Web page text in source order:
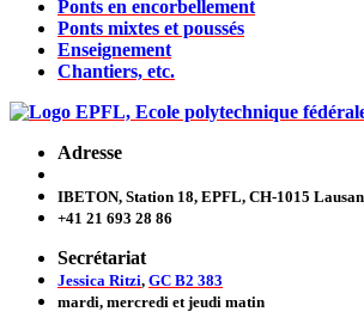
Ponts en encorbellement
Ponts mixtes et poussés
Enseignement
Chantiers, etc.
Adresse
IBETON, Station 18, EPFL, CH-1015
+41 21 693 28 86
Secrétariat
Jessica Ritzi, GC B2 383
mardi, mercredi et jeudi matin